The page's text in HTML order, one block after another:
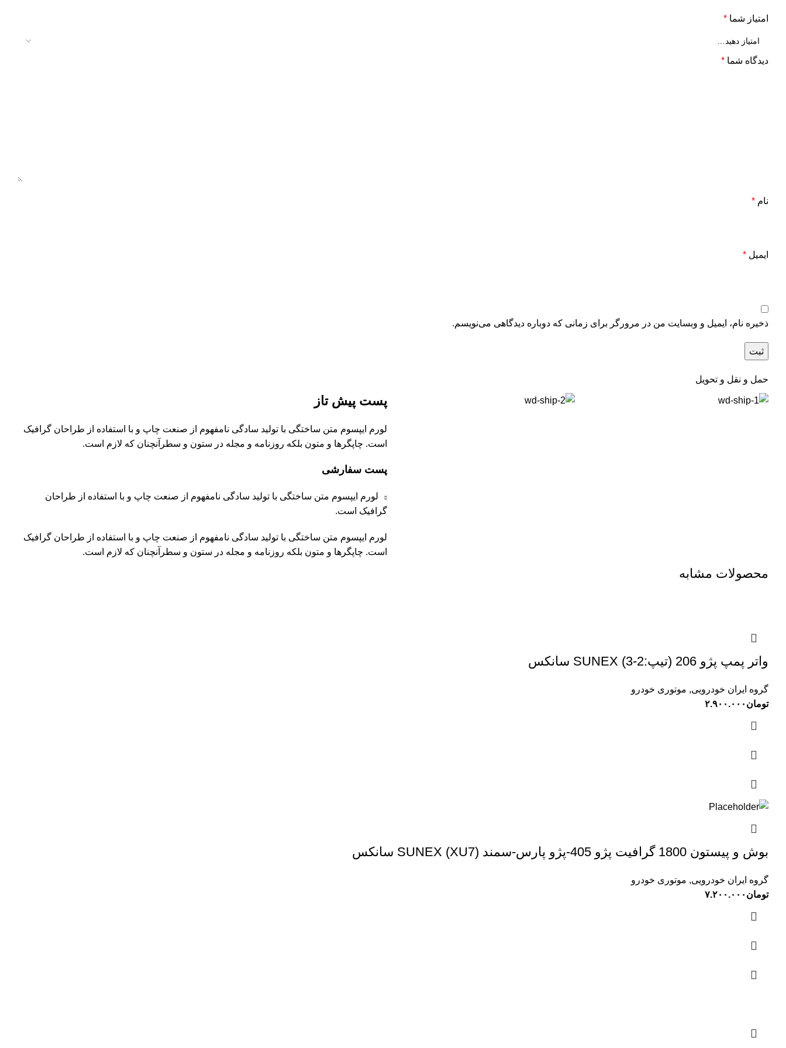
امتیاز شما *
دیدگاه شما *
نام *
ایمیل *
ذخیره نام، ایمیل و وبسایت من در مرورگر برای زمانی که دوباره دیدگاهی می‌نویسم.
حمل و نقل و تحویل
پست پیش تاز
لورم ایپسوم متن ساختگی با تولید سادگی نامفهوم از صنعت چاپ و با استفاده از طراحان گرافیک
است. چاپگرها و متون بلکه روزنامه و مجله در ستون و سطرآنچنان که لازم است.
پست سفارشی
لورم ایپسوم متن ساختگی با تولید سادگی نامفهوم از صنعت چاپ و با استفاده از طراحان
گرافیک است.
لورم ایپسوم متن ساختگی با تولید سادگی نامفهوم از صنعت چاپ و با استفاده از طراحان گرافیک
است. چاپگرها و متون بلکه روزنامه و مجله در ستون و سطرآنچنان که لازم است.
محصولات مشابه
واتر پمپ پژو 206 (تیپ:2-3) SUNEX سانکس
گروه ایران خودرویی, موتوری خودرو
تومان ۲.۹۰۰.۰۰۰
بوش و پیستون 1800 گرافیت پژو 405-پژو پارس-سمند (XU7) SUNEX سانکس
گروه ایران خودرویی, موتوری خودرو
تومان ۷.۲۰۰.۰۰۰